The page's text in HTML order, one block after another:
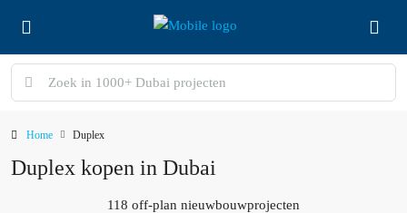
Home Duplex
Duplex kopen in Dubai
118 off-plan nieuwbouwprojecten